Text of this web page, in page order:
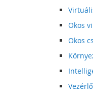
Okos
Okos